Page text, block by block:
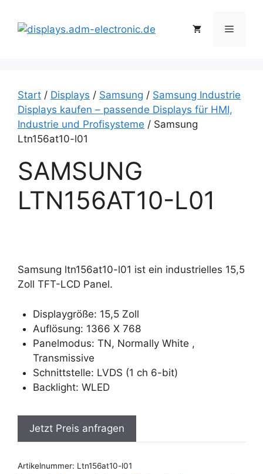
Inhalt
springen
Menü
Start / Displays / Samsung / Samsung Industrie
Displays kaufen – passende Displays für HMI,
Industrie und Profisysteme / Samsung
Ltn156at10-l01
SAMSUNG
LTN156AT10-L01
Samsung ltn156at10-l01 ist ein industrielles 15,5
Zoll TFT-LCD Panel.
Displaygröße: 15,5 Zoll
Auflösung: 1366 X 768
Panelmodus: TN, Normally White ,
Transmissive
Schnittstelle: LVDS (1 ch 6-bit)
Backlight: WLED
Jetzt Preis anfragen
Artikelnummer: Ltn156at10-l01